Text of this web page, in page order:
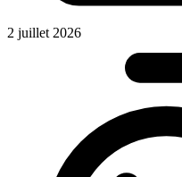
2 juillet 2026